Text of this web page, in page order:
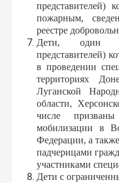
представителей)
пожарным,
реестре
Дети, один
представителей)
в проведении
территориях
Луганской
области,
числе
мобилизации в
Федерации, а
падчерицами
участниками
Дети с